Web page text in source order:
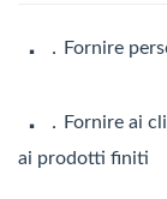
． ．Fornire
．
．Fornire ai
ai prodotti finiti